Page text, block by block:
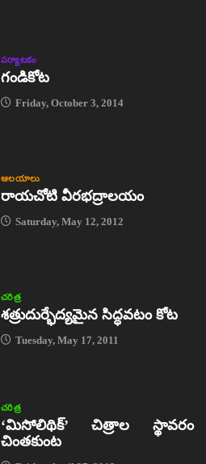
పర్యాటకం
గండికోట
Friday, October 3, 2014
ఆలయాలు
రాయచోటి వీరభద్రాలయం
Saturday, May 12, 2012
చరిత్ర
శత్రుదుర్భేద్యమైన సిద్ధవటం కోట
Tuesday, May 17, 2011
చరిత్ర
‘మిసోలిథిక్‌’ చిత్రాల స్థావరం
చింతకుంట